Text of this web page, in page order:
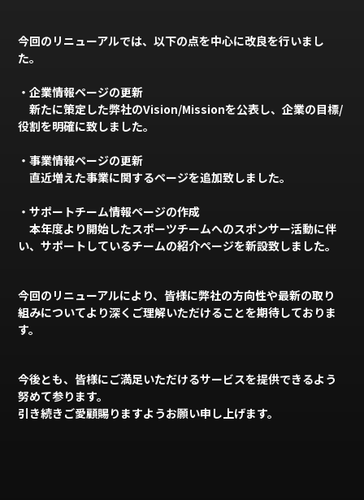
今回のリニューアルでは、以下の点を中心に改良を行いまし
た。
・企業情報ページの更新
新たに策定した弊社のVision/Missionを公表し、企業の目標/
役割を明確に致しました。
・事業情報ページの更新
直近増えた事業に関するページを追加致しました。
・サポートチーム情報ページの作成
本年度より開始したスポーツチームへのスポンサー活動に伴
い、サポートしているチームの紹介ページを新設致しました。
今回のリニューアルにより、皆様に弊社の方向性や最新の取り
組みについてより深くご理解いただけることを期待しておりま
す。
今後とも、皆様にご満足いただけるサービスを提供できるよう
努めて参ります。
引き続きご愛顧賜りますようお願い申し上げます。